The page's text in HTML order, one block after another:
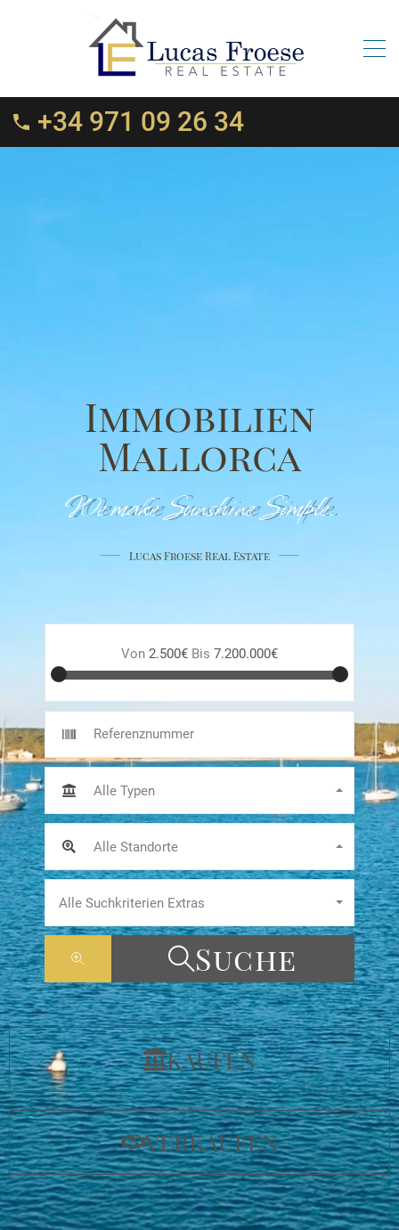
+34 971 09 26 34
Immobilien
Mallorca
We make Sunshine Simple.
Lucas Froese Real Estate
Von 2.500€ Bis 7.200.000€
Alle Typen
Alle Standorte
Alle Suchkriterien Extras
Suche
KAUFEN
VERKAUFEN